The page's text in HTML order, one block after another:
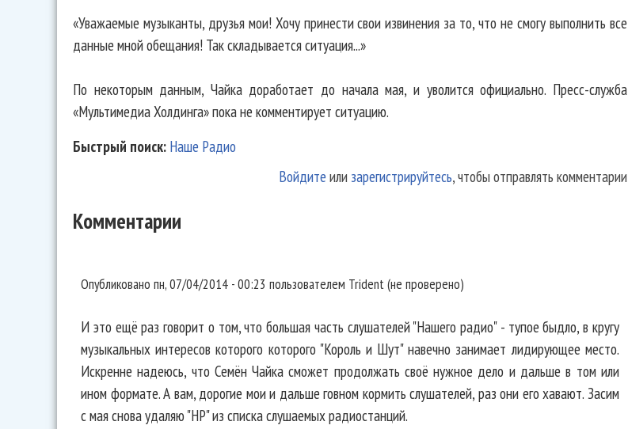
«Уважаемые музыканты, друзья мои! Хочу принести свои извинения за то, что не смогу выполнить все
данные мной обещания! Так складывается ситуация...»
По некоторым данным, Чайка доработает до начала мая, и уволится официально. Пресс-служба
«Мультимедиа Холдинга» пока не комментирует ситуацию.
Быстрый поиск: Наше Радио
Войдите или зарегистрируйтесь, чтобы отправлять комментарии
Комментарии
Опубликовано пн, 07/04/2014 - 00:23 пользователем Trident (не проверено)
И это ещё раз говорит о том, что большая часть слушателей "Нашего радио" - тупое быдло, в кругу
музыкальных интересов которого которого "Король и Шут" навечно занимает лидирующее место.
Искренне надеюсь, что Семён Чайка сможет продолжать своё нужное дело и дальше в том или
ином формате. А вам, дорогие мои и дальше говном кормить слушателей, раз они его хавают. Засим
с мая снова удаляю "НР" из списка слушаемых радиостанций.